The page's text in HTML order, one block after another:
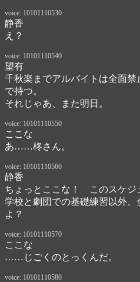
voice: 10101110530
静香
え？
voice: 10101110540
望有
千秋楽までアルバイトは全面
で持つ。
それじゃあ、また明日。
voice: 10101110550
ここな
あ……柊さん。
voice: 10101110560
静香
ちょっとここな！　このスケジ
学校と劇団での基礎練習以外
よ？
voice: 10101110570
ここな
……じごくのとっくんだ。
voice: 10101110580